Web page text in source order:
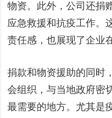
物资。此外，公司还捐
应急救援和抗疫工作。
责任感，也展现了企业
捐款和物资援助的同时
会组织，与当地政府密
最需要的地方。尤其是